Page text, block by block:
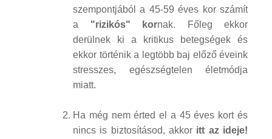
szempontjából a 45-59 éves kor számít
a "rizikós" kornak. Főleg ekkor
derülnek ki a kritikus betegségek és
ekkor történik a legtöbb baj előző éveink
stresszes, egészségtelen életmódja
miatt.
Ha még nem érted el a 45 éves kort és
nincs is biztosításod, akkor itt az ideje!